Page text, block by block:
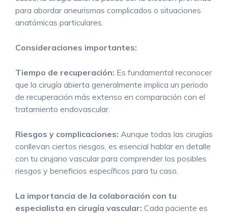
para abordar aneurismas complicados o situaciones
anatómicas particulares.
Consideraciones importantes:
Tiempo de recuperación: Es fundamental reconocer
que la cirugía abierta generalmente implica un periodo
de recuperación más extenso en comparación con el
tratamiento endovascular.
Riesgos y complicaciones: Aunque todas las cirugías
conllevan ciertos riesgos, es esencial hablar en detalle
con tu cirujano vascular para comprender los posibles
riesgos y beneficios específicos para tu caso.
La importancia de la colaboración con tu
especialista en cirugía vascular: Cada paciente es